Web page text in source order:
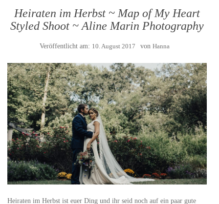
Heiraten im Herbst ~ Map of My Heart
Styled Shoot ~ Aline Marin Photography
Veröffentlicht am: 10. August 2017 von Hanna
Heiraten im Herbst ist euer Ding und ihr seid noch auf ein paar gute